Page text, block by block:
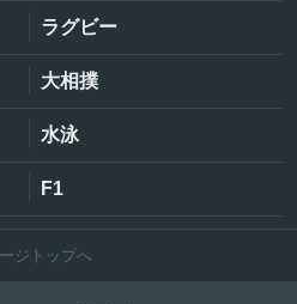
ラグビー
大相撲
水泳
F1
ジトップへ